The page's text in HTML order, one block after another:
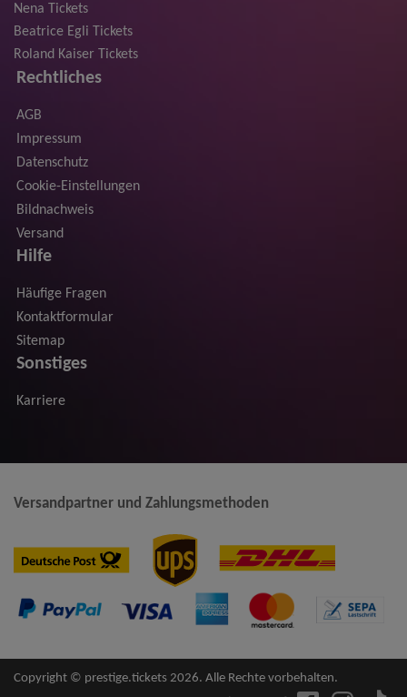
Nena Tickets
Beatrice Egli Tickets
Roland Kaiser Tickets
Rechtliches
AGB
Impressum
Datenschutz
Cookie-Einstellungen
Bildnachweis
Versand
Hilfe
Häufige Fragen
Kontaktformular
Sitemap
Sonstiges
Karriere
Versandpartner und Zahlungsmethoden
Copyright © prestige.tickets 2026. Alle Rechte vorbehalten.